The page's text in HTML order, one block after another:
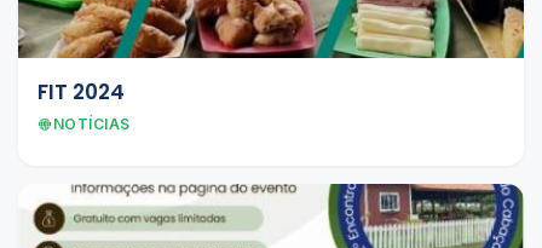
FIT 2024
NOTÍCIAS